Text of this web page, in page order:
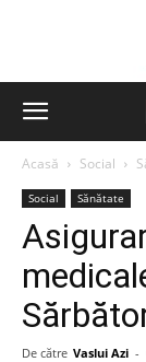
Acasă Social
Social Sănătate
De către Vaslui Azi -